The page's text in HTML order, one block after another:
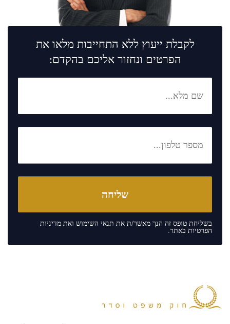
לקבלת ייעוץ ללא התחייבות מלאו את
הפרטים ונחזור אליכם בהקדם:
בשליחת טופס זה הנך מאשר/ת את תנאי השימוש ואת מדיניות
הפרטיות באתר.